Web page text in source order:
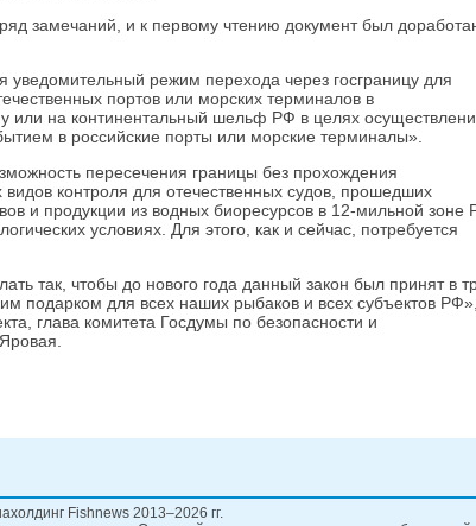
замечаний, и к первому чтению документ был
уведомительный режим перехода через госграницу для
портов или морских терминалов в
или на континентальный шельф РФ в целях
в российские порты или морские терминалы».
пересечения границы без прохождения
видов контроля для отечественных судов, прошедших
и продукции из водных биоресурсов в 12-мильной зоне
условиях. Для этого, как и сейчас, потребуется
так, чтобы до нового года данный закон был принят в
подарком для всех наших рыбаков и всех субъектов
глава комитета Госдумы по безопасности и
Fishnews 2013–2026 гг.